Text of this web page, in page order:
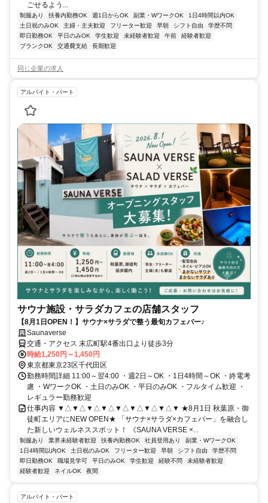
ごせるよう...
制服あり 扶養内勤務OK 週1日からOK 副業・WワークOK
1日4時間以内OK
土日祝のみOK
主婦・主夫歓迎 フリーター歓迎 早朝 シフト自由
学歴不問
即日勤務OK
平日のみOK 学生歓迎 未経験者歓迎 午前
経験者歓迎
ブランクOK
交通費支給 長期歓迎
同じ企業の求人
アルバイト・パート
サウナ施設・サラダカフェの店舗スタッフ
【8月1日OPEN！】サウナ×サラダで整う最旬カフェバー♪
Saunaverse
交通・アクセス 末広町駅4番出口より徒歩3分
時給1,250円～1,450円
東京都東京23区千代田区
勤務時間詳細 11:00～翌4:00 ・週2日～OK ・1日4時間～OK ・終電考
慮 ・WワークOK ・土日のみOK ・平日のみOK ・フルタイム歓迎 ・
レギュラー勤務歓迎
仕事内容 ▼△▼△▼△▼△▼△▼△▼△▼△▼ ★8月1日 秋葉原・御
徒町エリアにNEW OPEN★ 「サウナ×サラダ×カフェバー」を融合し
た新しいウェルネススポット！ 《SAUNA VERSE ×...
制服あり 業界未経験者歓迎 扶養内勤務OK 社員登用あり
副業・WワークOK
1日4時間以内OK
土日祝のみOK フリーター歓迎 早朝 シフト自由
学歴不問
即日勤務OK
職場見学可 平日のみOK 学生歓迎 経験不問
未経験者歓迎
経験者歓迎
ネイルOK 夜間
アルバイト・パート